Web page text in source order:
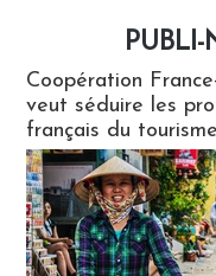
PUBLI-
Coopération
veut séduire les
français du tourisme